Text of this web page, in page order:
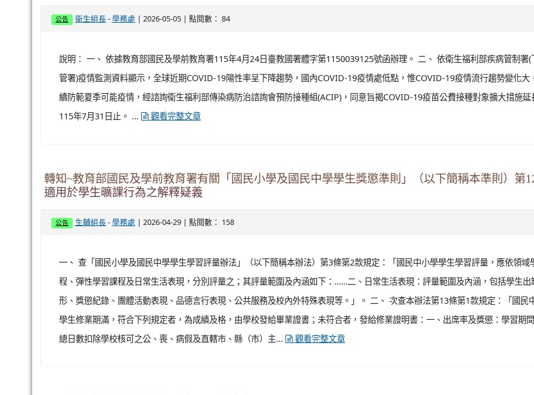
公告 衛生組長- 學務處 | 2026-05-05 | 點閱數： 84
說明： 一、 依據教育部國民及學前教育署115年4月24日臺教國署體字第1150039125號函辦理。 二、 依衛生福利部疾病管制署(
管署)疫情監測資料顯示，全球近期COVID-19陽性率呈下降趨勢，國內COVID-19疫情處低點，惟COVID-19疫情流行趨勢變化大
續防範夏季可能疫情，經諮詢衛生福利部傳染病防治諮詢會預防接種組(ACIP)，同意旨揭COVID-19疫苗公費接種對象擴大措施延
115年7月31日止。 ...
觀看完整文章
轉知~教育部國民及學前教育署有關「國民小學及國民中學學生獎懲準則」（以下簡稱本準則）第
適用於學生曠課行為之解釋疑義
公告 生輔組長- 學務處 | 2026-04-29 | 點閱數： 158
一、 查「國民小學及國民中學學生學習評量辦法」（以下簡稱本辦法）第3條第2款規定：「國民中小學學生學習評量，應依領域
程、彈性學習課程及日常生活表現，分別評量之；其評量範圍及內涵如下：……二、日常生活表現：評量範圍及內涵，包括學生出
形、獎懲紀錄、團體活動表現、品德言行表現、公共服務及校內外特殊表現等。」。 二、 次查本辦法第13條第1款規定：「國民
學生修業期滿，符合下列規定者，為成績及格，由學校發給畢業證書；未符合者，發給修業證明書：一、出席率及獎懲：學習期
總日數扣除學校核可之公、喪、病假及直轄市、縣（市）主...
觀看完整文章